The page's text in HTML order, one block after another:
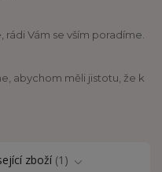
Vám se vším poradíme.
abychom měli jistotu, že k
zboží 1